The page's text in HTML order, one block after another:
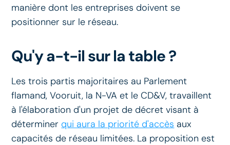
manière dont les entreprises doivent se
positionner sur le réseau.
Qu'y a-t-il sur la table ?
Les trois partis majoritaires au Parlement
flamand, Vooruit, la N-VA et le CD&V, travaillent
à l'élaboration d'un projet de décret visant à
déterminerqui aura la priorité d'accès aux
capacités de réseau limitées. La proposition est